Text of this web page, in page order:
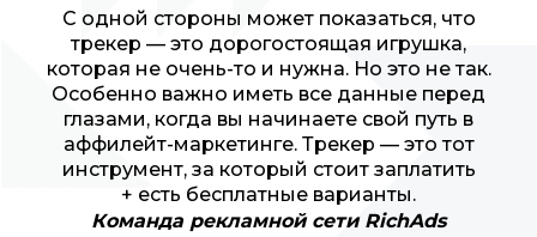
С одной стороны может показаться, что
трекер — это дорогостоящая игрушка,
которая не очень-то и нужна. Но это не так.
Особенно важно иметь все данные перед
глазами, когда вы начинаете свой путь в
аффилейт-маркетинге. Трекер — это тот
инструмент, за который стоит заплатить
+ есть бесплатные варианты.
Команда рекламной сети RichAds